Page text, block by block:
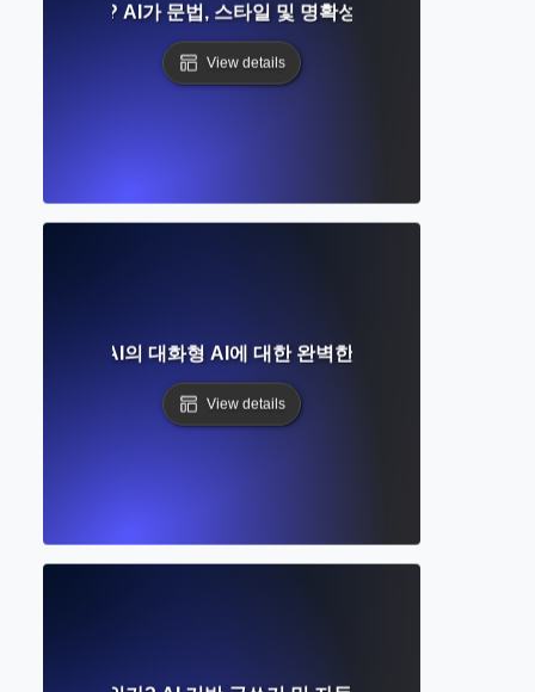
란 무엇인가? AI가 문법, 스타일 및 명확성을 어떻게 향상시키
View details
가? OpenAI의 대화형 AI에 대한 완벽한 가이드 글쓰기 및 연
View details